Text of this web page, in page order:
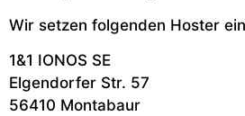
Wir setzen folgenden Hoster
1&1 IONOS SE
Elgendorfer Str. 57
56410 Montabaur